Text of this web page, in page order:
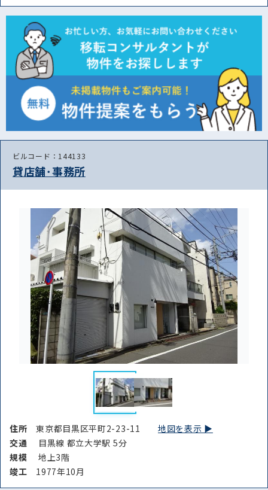
ビルコード：144133
貸店舗･事務所
住所東京都目黒区平町2-23-11地図を表示 ▶︎
交通
目黒線 都立大学駅 5分
規模
地上3階
竣⼯ 1977年10月